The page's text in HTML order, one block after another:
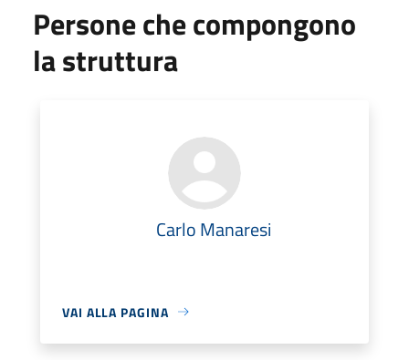
Persone che compongono
la struttura
Carlo Manaresi
VAI ALLA PAGINA